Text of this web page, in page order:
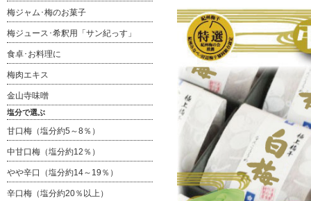
梅ジャム･梅のお菓子
梅ジュース･希釈用「サン紀っす」
食卓･お料理に
梅肉エキス
金山寺味噌
塩分で選ぶ
甘口梅（塩分約5～8％）
中甘口梅（塩分約12％）
やや辛口（塩分約14～19％）
辛口梅（塩分約20％以上）